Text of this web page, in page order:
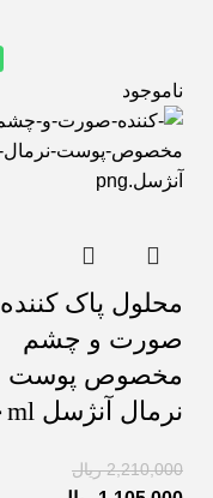
ناموجود
محلول پاک کننده
صورت و چشم
مخصوص پوست
نرمال آنژسل ۲۰۰ml
2,210,000 ریال